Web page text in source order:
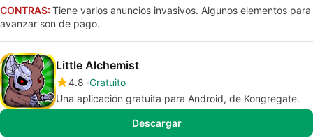
CONTRAS: Tiene varios anuncios invasivos. Algunos elementos para
avanzar son de pago.
Little Alchemist
4.8 Gratuito
Una aplicación gratuita para Android, de Kongregate.
Descargar